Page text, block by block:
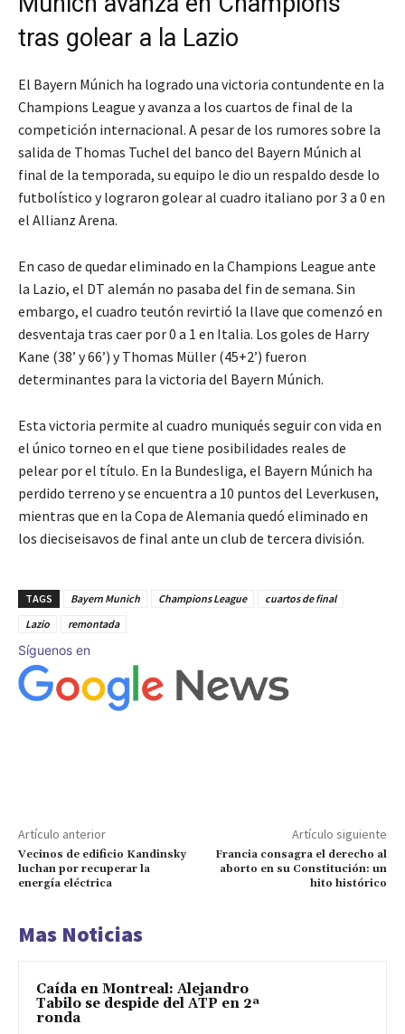
tras golear a la Lazio
El Bayern Múnich ha logrado una victoria contundente en la
Champions League y avanza a los cuartos de final de la
competición internacional. A pesar de los rumores sobre la
salida de Thomas Tuchel del banco del Bayern Múnich al
final de la temporada, su equipo le dio un respaldo desde lo
futbolístico y lograron golear al cuadro italiano por 3 a 0 en
el Allianz Arena.
En caso de quedar eliminado en la Champions League ante
la Lazio, el DT alemán no pasaba del fin de semana. Sin
embargo, el cuadro teutón revirtió la llave que comenzó en
desventaja tras caer por 0 a 1 en Italia. Los goles de Harry
Kane (38’ y 66’) y Thomas Müller (45+2’) fueron
determinantes para la victoria del Bayern Múnich.
Esta victoria permite al cuadro muniqués seguir con vida en
el único torneo en el que tiene posibilidades reales de
pelear por el título. En la Bundesliga, el Bayern Múnich ha
perdido terreno y se encuentra a 10 puntos del Leverkusen,
mientras que en la Copa de Alemania quedó eliminado en
los dieciseisavos de final ante un club de tercera división.
TAGS Bayern Munich Champions League
cuartos de final
Lazio
remontada
Síguenos en
Artículo anterior
Vecinos de edificio Kandinsky
luchan por recuperar la
energía eléctrica
Artículo siguiente
Francia consagra el derecho al
aborto en su Constitución: un
hito histórico
Mas Noticias
Caída en Montreal: Alejandro
Tabilo se despide del ATP en 2ª
ronda